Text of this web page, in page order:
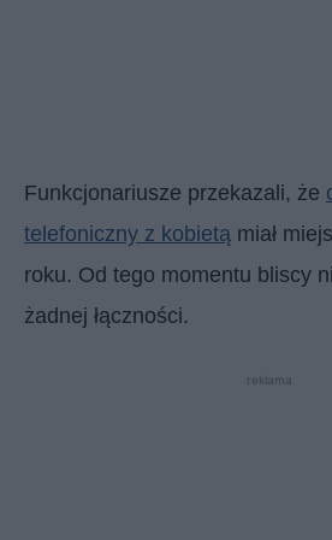
Funkcjonariusze przekazali, że
telefoniczny z kobietą miał
roku. Od tego momentu bliscy
żadnej łączności.
reklama